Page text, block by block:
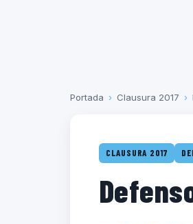
Portada › Clausura 2017 ›
CLAUSURA 2017